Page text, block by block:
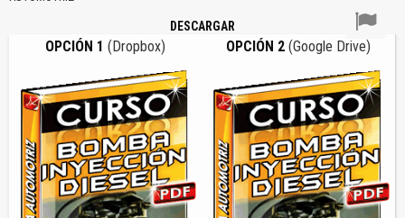
DESCARGAR
OPCIÓN 1 (Dropbox) OPCIÓN 2 (Google Drive)